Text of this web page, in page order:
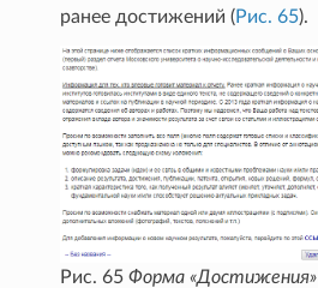
ранее достижений (Рис. 65).
Рис. 65 Форма «Достижения»